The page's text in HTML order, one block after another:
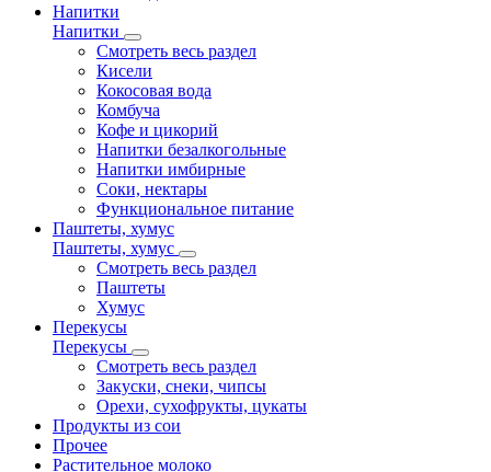
Напитки
Напитки
Смотреть весь раздел
Кисели
Кокосовая вода
Комбуча
Кофе и цикорий
Напитки безалкогольные
Напитки имбирные
Соки, нектары
Функциональное питание
Паштеты, хумус
Паштеты, хумус
Смотреть весь раздел
Паштеты
Хумус
Перекусы
Перекусы
Смотреть весь раздел
Закуски, снеки, чипсы
Орехи, сухофрукты, цукаты
Продукты из сои
Прочее
Растительное молоко